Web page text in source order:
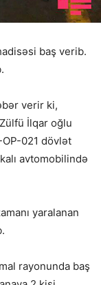
baş verib.
verir ki,
İlqar oğlu
021 dövlət
avtomobilində
yaralanan
rayonunda baş